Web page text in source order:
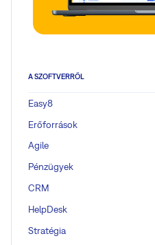
A SZOFTVERRŐL
Easy8
Erőforrások
Agile
Pénzügyek
CRM
HelpDesk
Stratégia